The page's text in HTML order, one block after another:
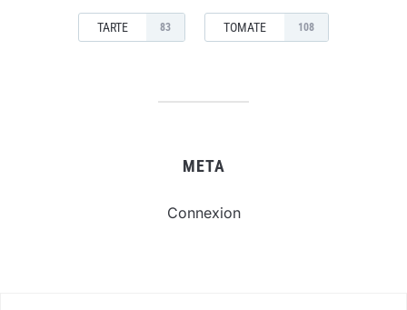
TARTE 83 TOMATE 108
META
Connexion